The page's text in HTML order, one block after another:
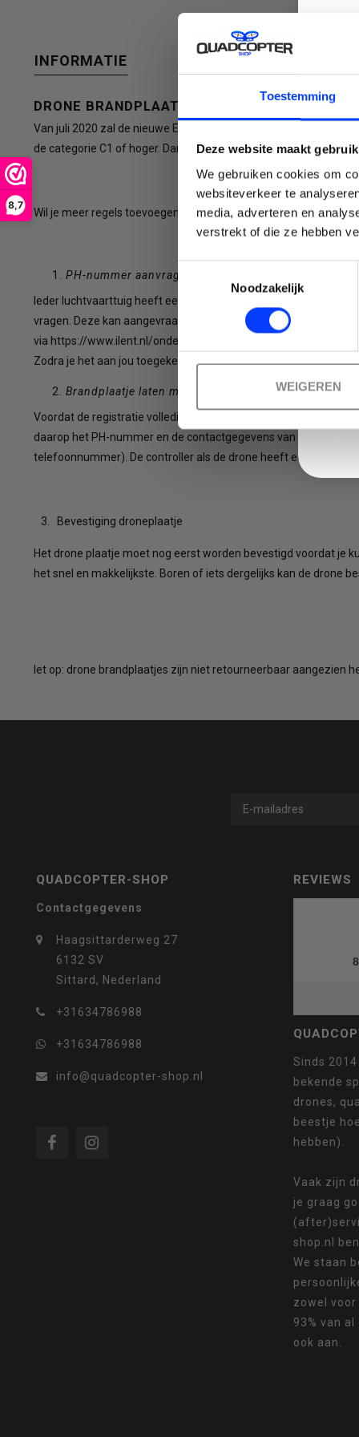
Toestemming
Deze website maakt
We gebruiken cookies om
websiteverkeer te
media, adverteren en
verstrekt of die ze hebben
Noodzakelijk
WEIGEREN
8,7
Druk
Enter
om
INFORMATIE
DRONE BRANDPLAATJE
Van juli 2020 zal de nieuwe EU regelgeving voor drone ingaan.
de categorie C1 of hoger. Dan heb je een drone brandplaatje
Wil je meer regels toevoegen? Contacteer ons dan voor de prijs
PH-nummer aanvragen
Ieder luchtvaarttuig heeft een id nummer nodig. Zo ook een
vragen. Deze kan aangevraagd worden bij het
via https://www.ilent.nl/onderwerpen/drones/bewijs-van-
Zodra je het aan jou toegekende PH-nummer weet, kun je bij
Brandplaatje laten maken
Voordat de registratie volledig afgerond kan worden, moet het
daarop het PH-nummer en de contactgegevens van degene
telefoonnummer). De controller als de drone heeft een
3. Bevestiging droneplaatje
Het drone plaatje moet nog eerst worden bevestigd voordat je
het snel en makkelijkste. Boren of iets dergelijks kan de drone
let op: drone brandplaatjes zijn niet retourneerbaar aangezien
QUADCOPTER-SHOP
Contactgegevens
Haagsittarderweg 27
6132 SV
Sittard, Nederland
+31634786988
+31634786988
info@quadcopter-shop.nl
REVIEWS
Sinds
bekende
drones,
beestje
hebben).
Vaak zijn
je graag
shop.nl
We staan
zowel voor
93% van
ook aan.
Email